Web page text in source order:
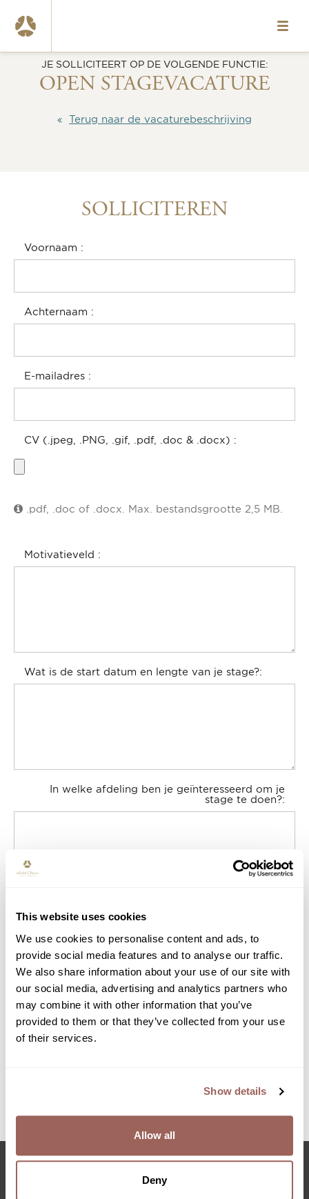
This website uses cookies
We use cookies to personalise content and ads, to
provide social media features and to analyse our traffic.
We also share information about your use of our site with
our social media, advertising and analytics partners who
may combine it with other information that you’ve
provided to them or that they’ve collected from your use
of their services.
Show details
Allow all
Deny
HOME
VACATURES
020-6787984
JE SOLLICITEERT OP DE VOLGENDE FUNCTIE:
OPEN STAGEVACATURE
Terug naar de vacaturebeschrijving
SOLLICITEREN
Voornaam
Achternaam
E-mailadres
CV (.jpeg, .PNG, .gif, .pdf, .doc & .docx)
.pdf, .doc of .docx. Max. bestandsgrootte 2,5 MB.
Motivatieveld
Wat is de start datum en lengte van je stage?
In welke afdeling ben je geïnteresseerd om je
stage te doen?
Heeft u een werkvergunning om in Nederland te
Lees meer over hoe wij met je privacy
omgaan.privacy beleid